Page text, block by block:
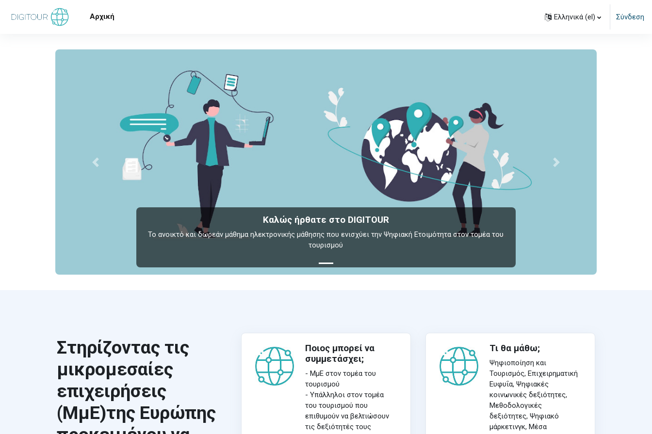
Αρχική
Ελληνικά ‎(el)‎ Σύνδεση
Καλώς ήρθατε στο DIGITOUR
Το ανοικτό και δωρεάν μάθημα ηλεκτρονικής μάθησης που ενισχύει την Ψηφιακή Ετοιμότητα στον τομέα του
τουρισμού
Προηγούμενο Επόμενο
Στηρίζοντας τις
μικρομεσαίες
επιχειρήσεις
(ΜμΕ)της Ευρώπης
Ποιος μπορεί να
συμμετάσχει;
- ΜμΕ στον τομέα του
τουρισμού
- Υπάλληλοι στον τομέα
του τουρισμού που
επιθυμούν να βελτιώσουν
τις δεξιότητές τους
Τι θα μάθω;
Ψηφιοποίηση και
Τουρισμός, Επιχειρηματική
Ευφυΐα, Ψηφιακές
κοινωνικές δεξιότητες,
Μεθοδολογικές
δεξιότητες, Ψηφιακό
μάρκετινγκ, Μέσα